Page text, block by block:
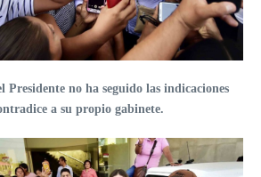
Presidente no ha seguido las indicaciones
a su propio gabinete.